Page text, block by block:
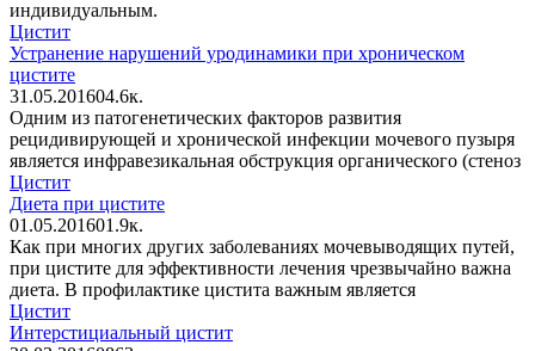
индивидуальным.
Цистит
Устранение нарушений уродинамики при хроническом
цистите
31.05.201604.6к.
Одним из патогенетических факторов развития
рецидивирующей и хронической инфекции мочевого пузыря
является инфравезикальная обструкция органического (стеноз
Цистит
Диета при цистите
01.05.201601.9к.
Как при многих других заболеваниях мочевыводящих путей,
при цистите для эффективности лечения чрезвычайно важна
диета. В профилактике цистита важным является
Цистит
Интерстициальный цистит